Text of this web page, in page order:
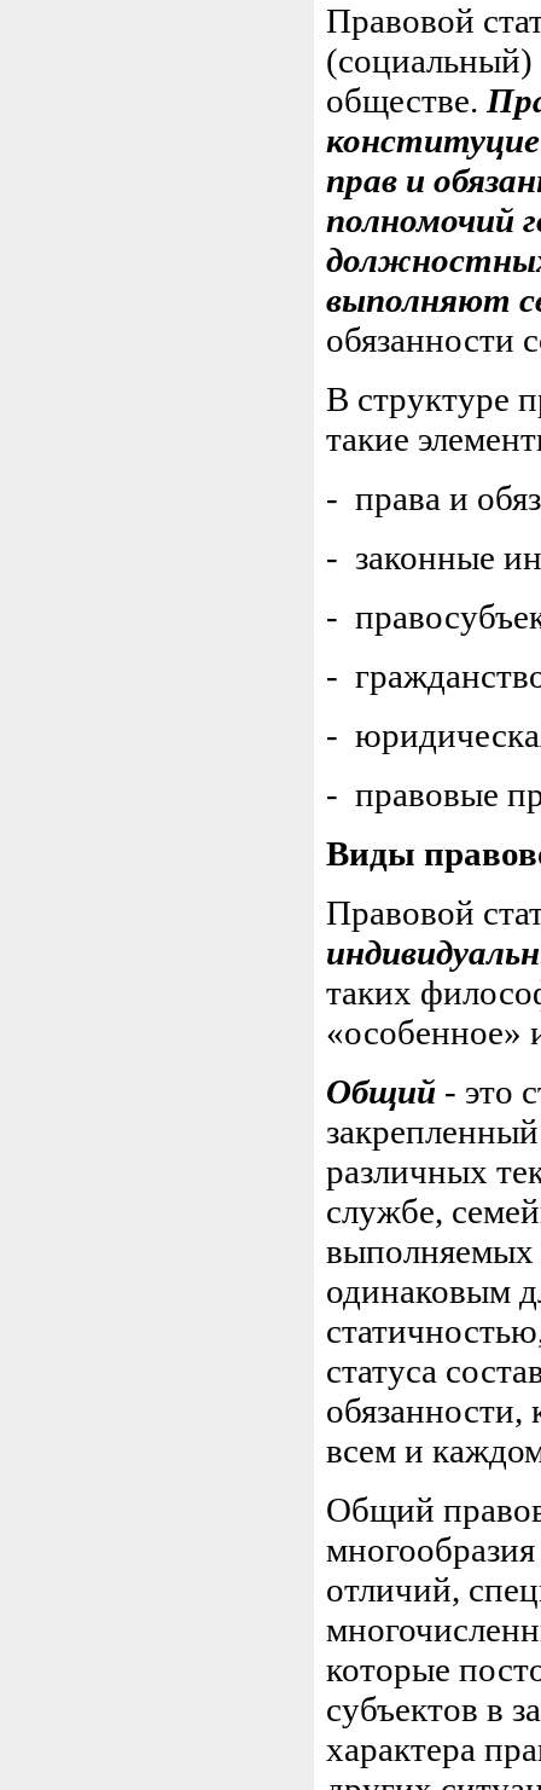
Правовой
(социальный)
обществе.
прав и
полномочий
выполняют
обязанности
В структуре
такие
- права и
- законные
-
-
-
- правовые
Виды
Правовой
таких
«особенное»
Общий - это
различных
службе,
выполняемых
одинаковым
статуса
обязанности,
всем и
Общий
отличий,
которые
субъектов в
характера